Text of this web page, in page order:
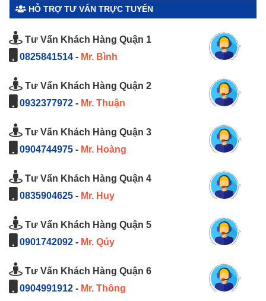
HỖ TRỢ TƯ VẤN TRỰC TUYẾN
Tư Vấn Khách Hàng Quận 1
0825841514 - Mr. Bình
Tư Vấn Khách Hàng Quận 2
0932377972 - Mr. Thuận
Tư Vấn Khách Hàng Quận 3
0904744975 - Mr. Hoàng
Tư Vấn Khách Hàng Quận 4
0835904625 - Mr. Huy
Tư Vấn Khách Hàng Quận 5
0901742092 - Mr. Qúy
Tư Vấn Khách Hàng Quận 6
0904991912 - Mr. Thông